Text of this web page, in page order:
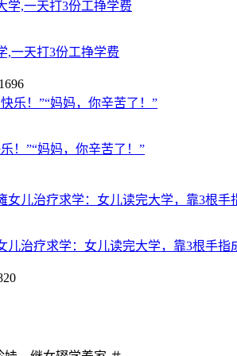
,一天打3份工挣学费
1696
！”“妈妈，你辛苦了！”
儿治疗求学：女儿读完大学，靠3根手指